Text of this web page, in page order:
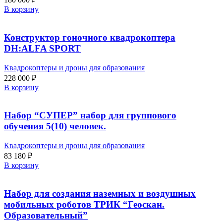
В корзину
Конструктор гоночного квадрокоптера
DH:ALFA SPORT
Квадрокоптеры и дроны для образования
228 000 ₽
В корзину
Набор “СУПЕР” набор для группового
обучения 5(10) человек.
Квадрокоптеры и дроны для образования
83 180 ₽
В корзину
Набор для создания наземных и воздушных
мобильных роботов ТРИК “Геоскан.
Образовательный”